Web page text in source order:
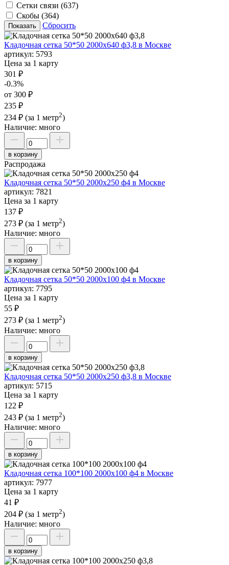
Сетки связи (637)
Скобы (364)
Сбросить
Кладочная сетка 50*50 2000х640 ф3,8 в Москве
артикул: 5793
Цена за 1 карту
301 ₽
-0.3%
от 300 ₽
235 ₽
234 ₽ (за 1 метр2)
Наличие: много
в корзину
Распродажа
Кладочная сетка 50*50 2000х250 ф4 в Москве
артикул: 7821
Цена за 1 карту
137 ₽
273 ₽ (за 1 метр2)
Наличие: много
в корзину
Кладочная сетка 50*50 2000х100 ф4 в Москве
артикул: 7795
Цена за 1 карту
55 ₽
273 ₽ (за 1 метр2)
Наличие: много
в корзину
Кладочная сетка 50*50 2000х250 ф3,8 в Москве
артикул: 5715
Цена за 1 карту
122 ₽
243 ₽ (за 1 метр2)
Наличие: много
в корзину
Кладочная сетка 100*100 2000х100 ф4 в Москве
артикул: 7977
Цена за 1 карту
41 ₽
204 ₽ (за 1 метр2)
Наличие: много
в корзину